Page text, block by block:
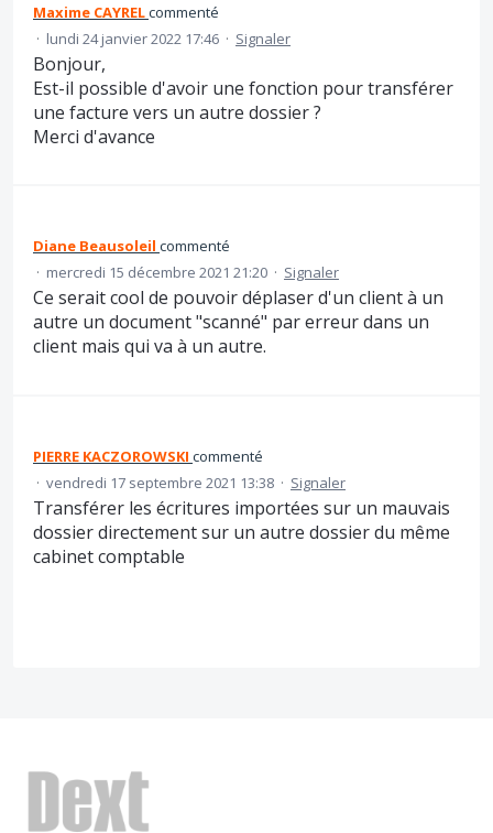
Maxime CAYRELcommenté
· lundi 24 janvier 2022 17:46 · Signaler
Bonjour,
Est-il possible d'avoir une fonction pour transférer
une facture vers un autre dossier ?
Merci d'avance
Diane Beausoleil commenté
· mercredi 15 décembre 2021 21:20 · Signaler
Ce serait cool de pouvoir déplaser d'un client à un
autre un document "scanné" par erreur dans un
client mais qui va à un autre.
PIERRE KACZOROWSKI commenté
· vendredi 17 septembre 2021 13:38 · Signaler
Transférer les écritures importées sur un mauvais
dossier directement sur un autre dossier du même
cabinet comptable